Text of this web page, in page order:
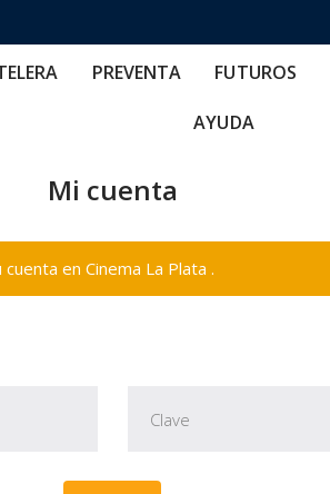
PREVENTA FUTUROS
AYUDA
Mi cuenta
en Cinema La Plata .